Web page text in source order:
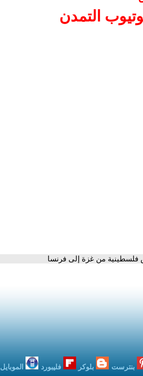
التمدن
فلسطينية من غزة إلى فرنسا
بنترست بلوكر فليبورد الموبايل